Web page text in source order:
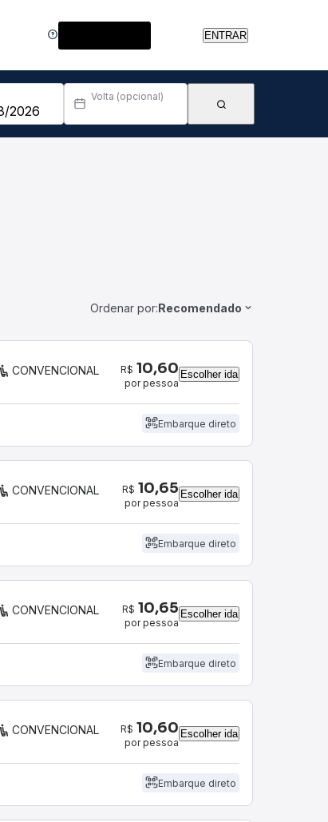
ENTRAR
Volta (opcional)
Ordenar por:Recomendado
CONVENCIONAL R$ 10,60
por pessoa
Escolher ida
Embarque direto
CONVENCIONAL R$ 10,65
por pessoa
Escolher ida
Embarque direto
CONVENCIONAL R$ 10,65
por pessoa
Escolher ida
Embarque direto
CONVENCIONAL R$ 10,60
por pessoa
Escolher ida
Embarque direto